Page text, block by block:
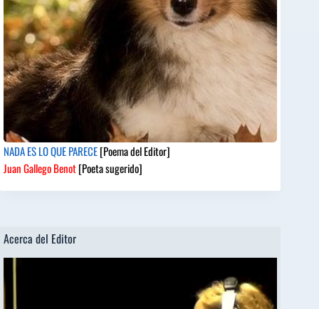
NADA ES LO QUE PARECE[Poema del Editor]
Juan Gallego Benot[Poeta sugerido]
Acerca del Editor
de
vídeo